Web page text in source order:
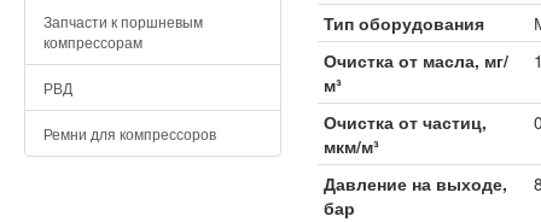
Запчасти к поршневым
компрессорам
РВД
Ремни для компрессоров
Тип оборудования
Очистка от масла, мг/
м³
Очистка от частиц,
мкм/м³
Давление на выходе,
бар